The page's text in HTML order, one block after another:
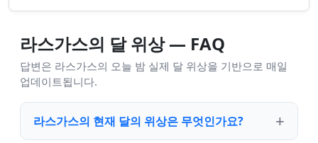
라스가스의 달 위상 — FAQ
답변은 라스가스의 오늘 밤 실제 달 위상을 기반으로 매일
업데이트됩니다.
라스가스의 현재 달의 위상은 무엇인가요?